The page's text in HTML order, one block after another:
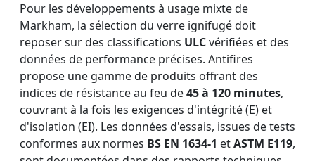
Pour les développements à usage mixte de
Markham, la sélection du verre ignifugé doit
reposer sur des classifications ULCvérifiées et des
données de performance précises. Antifires
propose une gamme de produits offrant des
indices de résistance au feu de45 à 120 minutes,
couvrant à la fois les exigences d'intégrité (E) et
d'isolation (EI). Les données d'essais, issues de tests
conformes aux normes BS EN 1634-1 etASTM E119,